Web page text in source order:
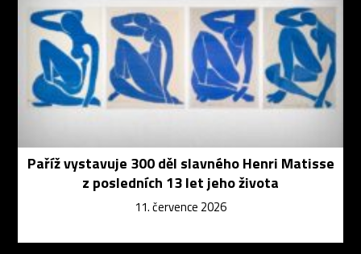
Paříž vystavuje 300 děl slavného Henri Matisse
z posledních 13 let jeho života
11. července 2026